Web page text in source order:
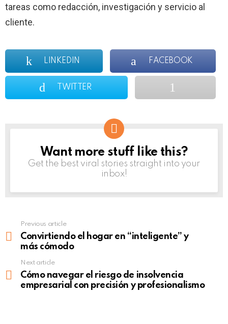
tareas como redacción, investigación y servicio al
cliente.
LINKEDIN FACEBOOK
TWITTER
NEWSLETTER
Want more stuff like this?
Get the best viral stories straight into your
inbox!
more
Previous article
Convirtiendo el hogar en “inteligente” y
más cómodo
Next article
Cómo navegar el riesgo de insolvencia
empresarial con precisión y profesionalismo